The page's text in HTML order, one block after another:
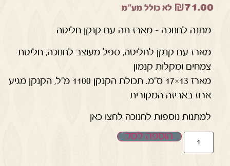
₪71.00 לא כולל מע"מ
מתנה לחנוכה – מארז תה עם קנקן חליטה
מארז עם קנקן לחליטה, ספל מעוצב לחנוכה, חליטת
צמחים ומקלות קנמון
מארז 13×17 ס"מ. תכולת הקנקן 1100 מ"ל, הקנקן מגיע
ארוז באריזה המקורית
למתנות נוספות לחנוכה לחצו כאן
הוספה לסל